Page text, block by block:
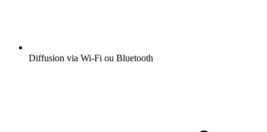
Diffusion via Wi-Fi ou Bluetooth